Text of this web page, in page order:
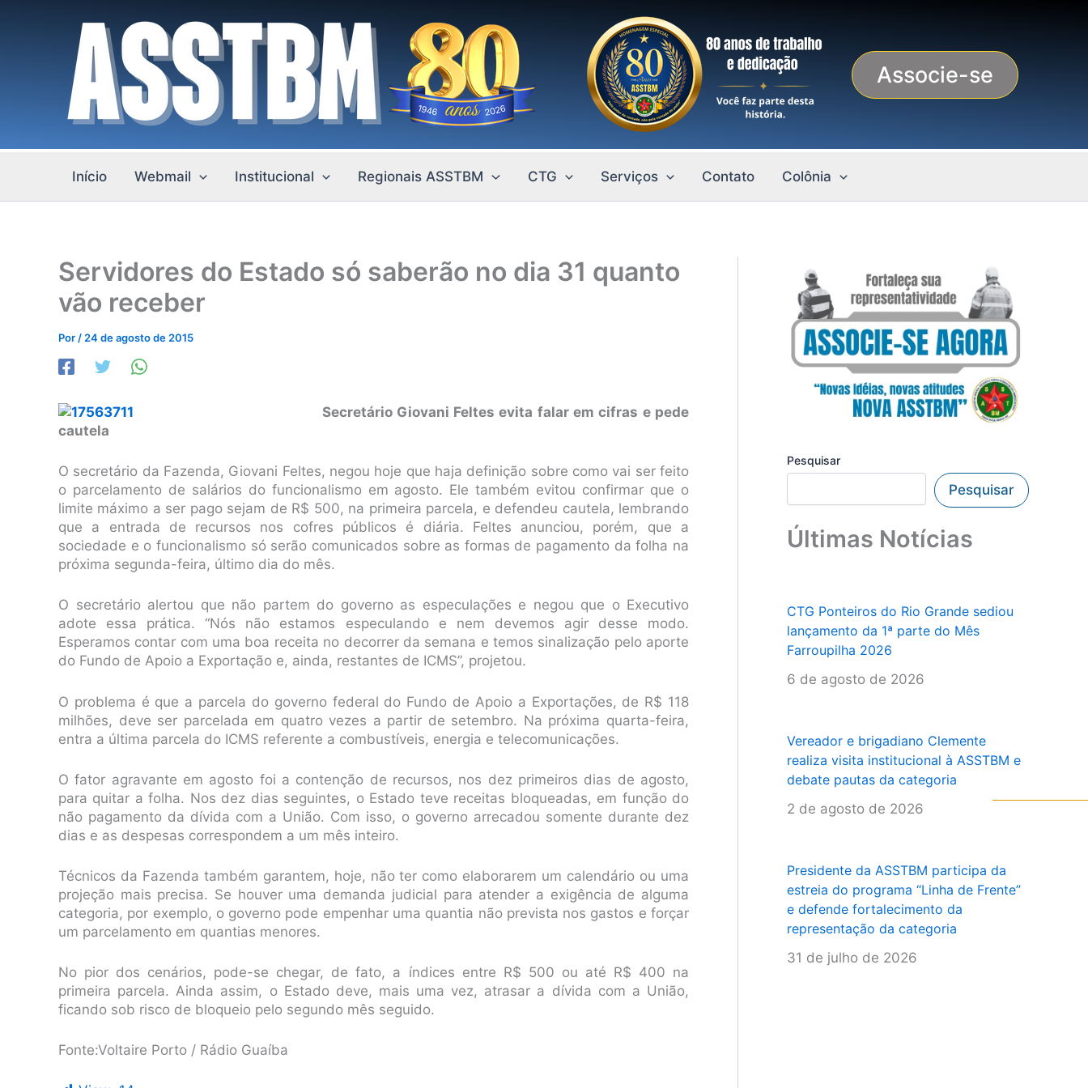
Associe-se
Início Webmail Institucional Regionais ASSTBM CTG Serviços Contato Colônia
Servidores do Estado só saberão no dia 31 quanto
vão receber
Por / 24 de agosto de 2015
Secretário Giovani Feltes evita falar em cifras e pede
cautela
O secretário da Fazenda, Giovani Feltes, negou hoje que haja definição sobre como vai ser feito
o parcelamento de salários do funcionalismo em agosto. Ele também evitou confirmar que o
limite máximo a ser pago sejam de R$ 500, na primeira parcela, e defendeu cautela, lembrando
que a entrada de recursos nos cofres públicos é diária. Feltes anunciou, porém, que a
sociedade e o funcionalismo só serão comunicados sobre as formas de pagamento da folha na
próxima segunda-feira, último dia do mês.
O secretário alertou que não partem do governo as especulações e negou que o Executivo
adote essa prática. “Nós não estamos especulando e nem devemos agir desse modo.
Esperamos contar com uma boa receita no decorrer da semana e temos sinalização pelo aporte
do Fundo de Apoio a Exportação e, ainda, restantes de ICMS”, projetou.
O problema é que a parcela do governo federal do Fundo de Apoio a Exportações, de R$ 118
milhões, deve ser parcelada em quatro vezes a partir de setembro. Na próxima quarta-feira,
entra a última parcela do ICMS referente a combustíveis, energia e telecomunicações.
O fator agravante em agosto foi a contenção de recursos, nos dez primeiros dias de agosto,
para quitar a folha. Nos dez dias seguintes, o Estado teve receitas bloqueadas, em função do
não pagamento da dívida com a União. Com isso, o governo arrecadou somente durante dez
dias e as despesas correspondem a um mês inteiro.
Técnicos da Fazenda também garantem, hoje, não ter como elaborarem um calendário ou uma
projeção mais precisa. Se houver uma demanda judicial para atender a exigência de alguma
categoria, por exemplo, o governo pode empenhar uma quantia não prevista nos gastos e forçar
um parcelamento em quantias menores.
No pior dos cenários, pode-se chegar, de fato, a índices entre R$ 500 ou até R$ 400 na
primeira parcela. Ainda assim, o Estado deve, mais uma vez, atrasar a dívida com a União,
ficando sob risco de bloqueio pelo segundo mês seguido.
Fonte:Voltaire Porto / Rádio Guaíba
Pesquisar
Pesquisar
Últimas Notícias
CTG Ponteiros do Rio Grande sediou
lançamento da 1ª parte do Mês
Farroupilha 2026
6 de agosto de 2026
Vereador e brigadiano Clemente
realiza visita institucional à ASSTBM e
debate pautas da categoria
2 de agosto de 2026
Presidente da ASSTBM participa da
estreia do programa “Linha de Frente”
e defende fortalecimento da
representação da categoria
31 de julho de 2026